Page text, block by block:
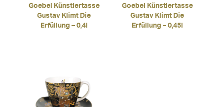
Goebel Künstlertasse
Gustav Klimt Die
Erfüllung – 0,4l
Goebel Künstlertasse
Gustav Klimt Die
Erfüllung – 0,45l